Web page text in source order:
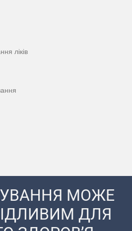
ліків
МОЖЕ
ДЛЯ